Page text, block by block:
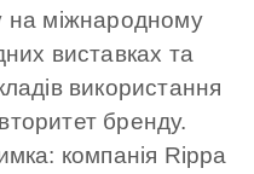
на міжнародному
виставках та
використання
бренду.
компанія Rippa